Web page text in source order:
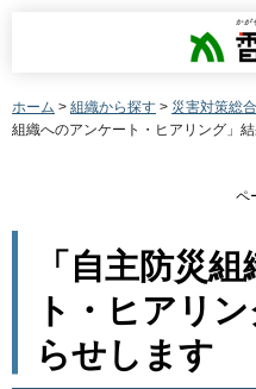
ホーム > 組織から探す > 災害対策総合
組織へのアンケート・ヒアリング」
ペ
「自主防災
ト・ヒアリ
らせします